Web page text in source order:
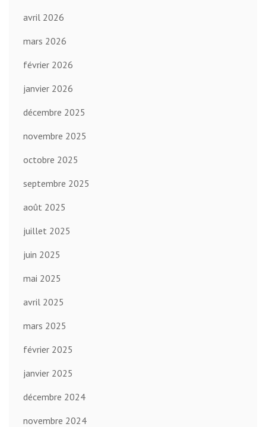
avril 2026
mars 2026
février 2026
janvier 2026
décembre 2025
novembre 2025
octobre 2025
septembre 2025
août 2025
juillet 2025
juin 2025
mai 2025
avril 2025
mars 2025
février 2025
janvier 2025
décembre 2024
novembre 2024